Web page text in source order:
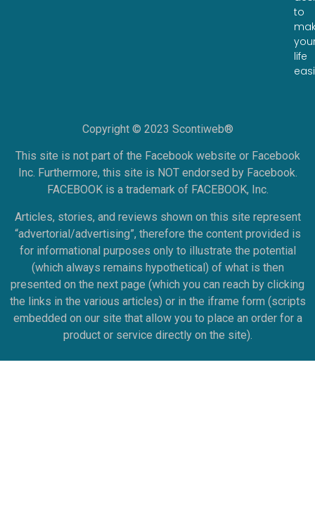
to
life
Copyright © 2023 Scontiweb®
This site is not part of the Facebook website or Facebook
Inc. Furthermore, this site is NOT endorsed by Facebook.
FACEBOOK is a trademark of FACEBOOK, Inc.
Articles, stories, and reviews shown on this site represent
“advertorial/advertising”, therefore the content provided is
for informational purposes only to illustrate the potential
(which always remains hypothetical) of what is then
presented on the next page (which you can reach by clicking
the links in the various articles) or in the iframe form (scripts
embedded on our site that allow you to place an order for a
product or service directly on the site).